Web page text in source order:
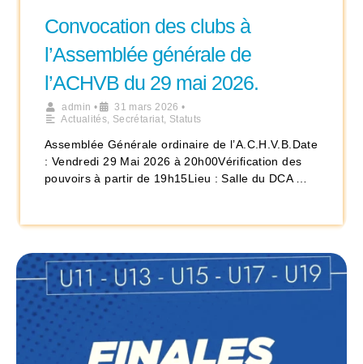
Convocation des clubs à
l’Assemblée générale de
l’ACHVB du 29 mai 2026.
admin • 31 mars 2026 •
Actualités, Secrétariat, Statuts
Assemblée Générale ordinaire de l’A.C.H.V.B.Date
: Vendredi 29 Mai 2026 à 20h00Vérification des
pouvoirs à partir de 19h15Lieu : Salle du DCA …